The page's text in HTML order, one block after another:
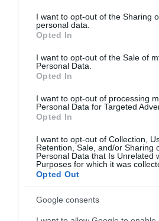
not limited to your visit or usage
grant or deny consent to Google and
use your data for below specified
consent section.
I want to opt-out of the Sharing
personal data.
Opted In
I want to opt-out of the Sale of
Personal Data.
Opted In
I want to opt-out of processing
Personal Data for Targeted
Opted In
I want to opt-out of Collection,
Retention, Sale, and/or Sharing
Personal Data that Is Unrelated
Purposes for which it was
Opted Out
Google consents